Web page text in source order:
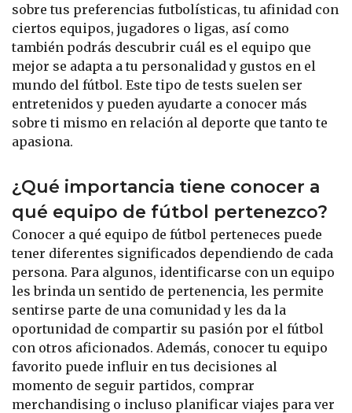
sobre tus preferencias futbolísticas, tu afinidad con
ciertos equipos, jugadores o ligas, así como
también podrás descubrir cuál es el equipo que
mejor se adapta a tu personalidad y gustos en el
mundo del fútbol. Este tipo de tests suelen ser
entretenidos y pueden ayudarte a conocer más
sobre ti mismo en relación al deporte que tanto te
apasiona.
¿Qué importancia tiene conocer a
qué equipo de fútbol pertenezco?
Conocer a qué equipo de fútbol perteneces puede
tener diferentes significados dependiendo de cada
persona. Para algunos, identificarse con un equipo
les brinda un sentido de pertenencia, les permite
sentirse parte de una comunidad y les da la
oportunidad de compartir su pasión por el fútbol
con otros aficionados. Además, conocer tu equipo
favorito puede influir en tus decisiones al
momento de seguir partidos, comprar
merchandising o incluso planificar viajes para ver